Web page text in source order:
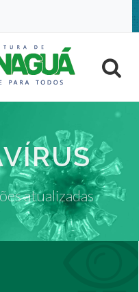
atualizadas